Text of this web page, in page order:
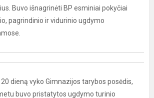
Buvo išnagrinėti BP esminiai pokyčiai
pagrindinio ir vidurinio ugdymo
dieną vyko Gimnazijos tarybos posėdis,
buvo pristatytos ugdymo turinio